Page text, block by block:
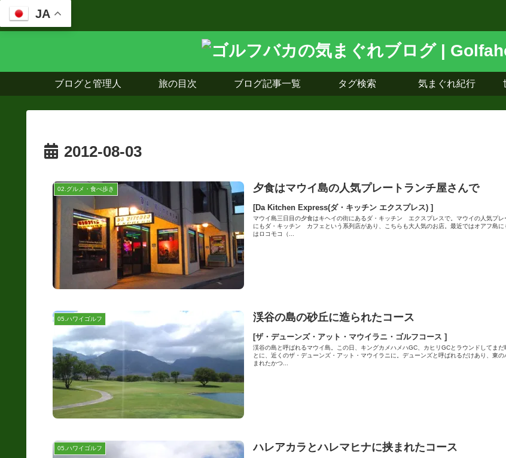
JA
ブログと管理人 旅の目次 ブログ記事一覧 タグ検索 気まぐれ紀行
2012-08-03
02.グルメ・食べ歩き 夕食はマウイ島の人気プレートランチ屋さんで
[Da Kitchen Express(ダ・キッチン エクスプレス) ]
マウイ島三日目の夕食はキヘイの街にあるダ・キッチン エクスプレスで。マウイの人気プレ
にもダ・キッチン カフェという系列店があり、こちらも大人気のお店。最近ではオアフ島に
はロコモコ（...
05.ハワイゴルフ 渓谷の島の砂丘に造られたコース
[ザ・デューンズ・アット・マウイラニ・ゴルフコース ]
渓谷の島と呼ばれるマウイ島。この日、キングカメハメハGC、カヒリGCとラウンドしてま
とに、近くのザ・デューンズ・アット・マウイラニに。デューンズと呼ばれるだけあり、東
まれたかつ...
05.ハワイゴルフ ハレアカラとハレマヒナに挟まれたコース